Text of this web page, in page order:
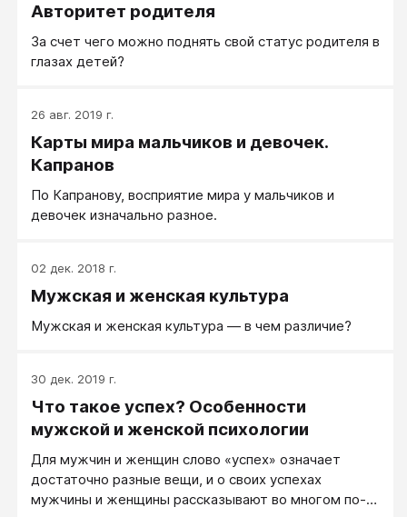
Авторитет родителя
За счет чего можно поднять свой статус родителя в
глазах детей?
26 авг. 2019 г.
Карты мира мальчиков и девочек.
Капранов
По Капранову, восприятие мира у мальчиков и
девочек изначально разное.
02 дек. 2018 г.
Мужская и женская культура
Мужская и женская культура — в чем различие?
30 дек. 2019 г.
Что такое успех? Особенности
мужской и женской психологии
Для мужчин и женщин слово «успех» означает
достаточно разные вещи, и о своих успехах
мужчины и женщины рассказывают во многом по-